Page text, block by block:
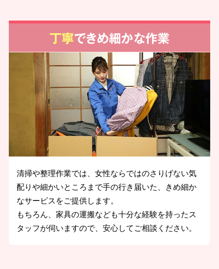
丁寧できめ細かな作業
清掃や整理作業では、女性ならではのさりげない気
配りや細かいところまで手の行き届いた、きめ細か
なサービスをご提供します。
もちろん、家具の運搬なども十分な経験を持ったス
タッフが伺いますので、安心してご相談ください。